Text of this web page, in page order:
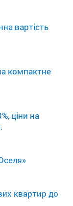
вартість
компактне
ціни на
квартир до